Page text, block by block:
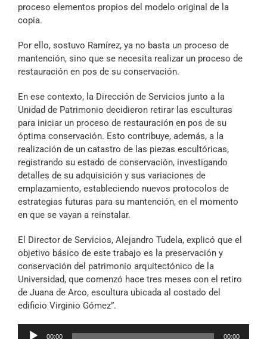
proceso elementos propios del modelo original de la
copia.
Por ello, sostuvo Ramírez, ya no basta un proceso de
mantención, sino que se necesita realizar un proceso de
restauración en pos de su conservación.
En ese contexto, la Dirección de Servicios junto a la
Unidad de Patrimonio decidieron retirar las esculturas
para iniciar un proceso de restauración en pos de su
óptima conservación. Esto contribuye, además, a la
realización de un catastro de las piezas escultóricas,
registrando su estado de conservación, investigando
detalles de su adquisición y sus variaciones de
emplazamiento, estableciendo nuevos protocolos de
estrategias futuras para su mantención, en el momento
en que se vayan a reinstalar.
El Director de Servicios, Alejandro Tudela, explicó que el
objetivo básico de este trabajo es la preservación y
conservación del patrimonio arquitectónico de la
Universidad, que comenzó hace tres meses con el retiro
de Juana de Arco, escultura ubicada al costado del
edificio Virginio Gómez”.
Reproductor
00:00 00:00